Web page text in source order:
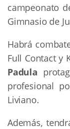
campeonato
Gimnasio de
Habrá
Full Contact y
Padula
profesional
Liviano.
Además,